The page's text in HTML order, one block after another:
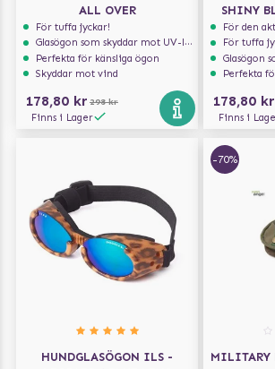
ALL OVER
För tuffa jyckar!
Glasögon som skyddar mot UV-ljus
Perfekta för känsliga ögon
Skyddar mot vind
178,80 kr 298 kr
Finns i Lager
SHINY
För den
För tuffa
Glasögon
Perfekta
178,80 kr
Finns i
HUNDGLASÖGON ILS -
-70%
MILITARY